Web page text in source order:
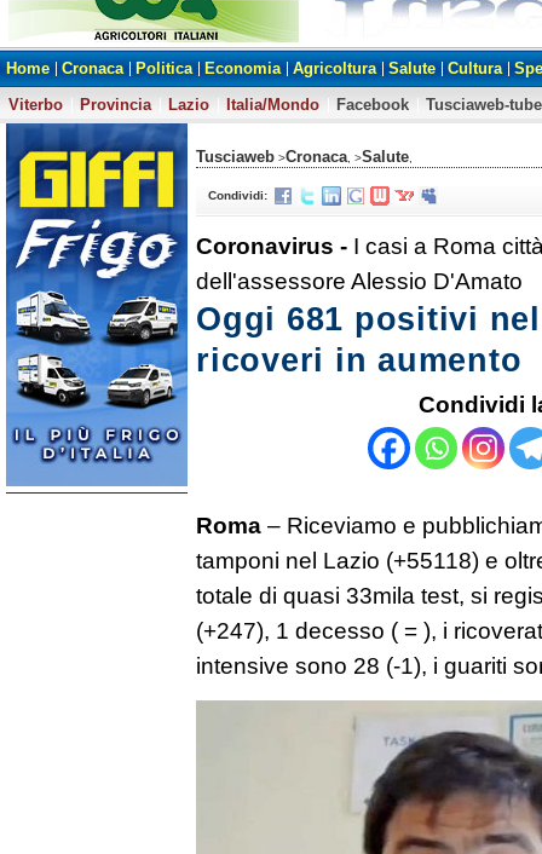
Home Cronaca Politica Economia Agricoltura Salute Cultura
Viterbo
Provincia Lazio Italia/Mondo Facebook Tusciaweb-tube
Tusciaweb >Cronaca , >Salute
Condividi:
Coronavirus - I casi a Roma
dell'assessore Alessio D'Amato
Oggi 681 positivi
ricoveri in aumento
Condividi
Roma – Riceviamo e
tamponi nel Lazio (+55118) e
totale di quasi 33mila test, si
(+247), 1 decesso ( = ), i
intensive sono 28 (-1), i guariti